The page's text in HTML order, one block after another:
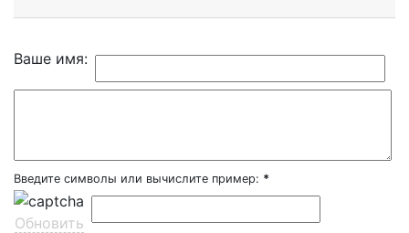
Ваше имя:
Введите символы или вычислите пример: *
Обновить